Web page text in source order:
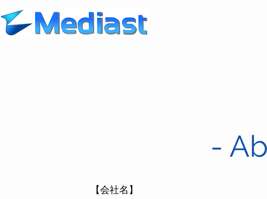
-
【会社名】